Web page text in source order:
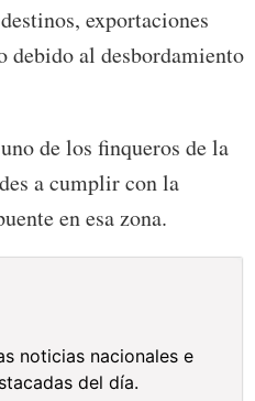
exportaciones
debido al desbordamiento
de los finqueros de la
a cumplir con la
en esa zona.
noticias nacionales e
del día.